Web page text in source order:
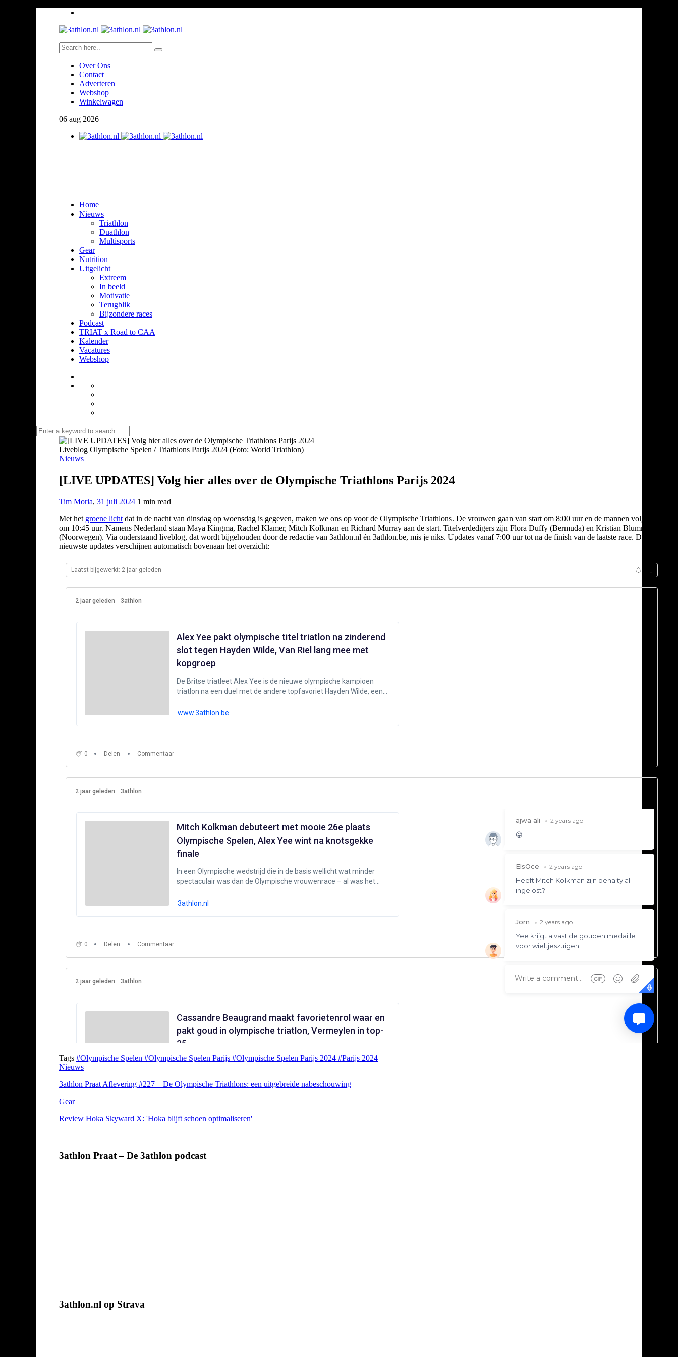
Over Ons
Contact
Adverteren
Webshop
Winkelwagen
06 aug 2026
Home
Nieuws
Triathlon
Duathlon
Multisports
Gear
Nutrition
Uitgelicht
Extreem
In beeld
Motivatie
Terugblik
Bijzondere races
Podcast
TRIAT x Road to CAA
Kalender
Vacatures
Webshop
Liveblog Olympische Spelen / Triathlons Parijs 2024 (Foto: World Triathlon)
Nieuws
[LIVE UPDATES] Volg hier alles over de Olympische Triathlons Parijs 2024
Tim Moria, 31 juli 2024 1 min read
Met het groene licht dat in de nacht van dinsdag op woensdag is gegeven, maken we ons op voor de Olympische Triathlons. De vrouwen gaan van start om 8:00 uur en de mannen volgen
om 10:45 uur. Namens Nederland staan Maya Kingma, Rachel Klamer, Mitch Kolkman en Richard Murray aan de start. Titelverdedigers zijn Flora Duffy (Bermuda) en Kristian Blummenfelt
(Noorwegen). Via onderstaand liveblog, dat wordt bijgehouden door de redactie van 3athlon.nl én 3athlon.be, mis je niks. Updates vanaf 7:00 uur tot na de finish van de laatste race. De
nieuwste updates verschijnen automatisch bovenaan het overzicht:
Tags #Olympische Spelen #Olympische Spelen Parijs #Olympische Spelen Parijs 2024 #Parijs 2024
Nieuws
3athlon Praat Aflevering #227 – De Olympische Triathlons: een uitgebreide nabeschouwing
Gear
Review Hoka Skyward X: 'Hoka blijft schoen optimaliseren'
3athlon Praat – De 3athlon podcast
3athlon.nl op Strava